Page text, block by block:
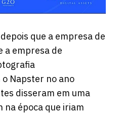
que a empresa de
a empresa de
Napster no ano
disseram em uma
na época que iriam